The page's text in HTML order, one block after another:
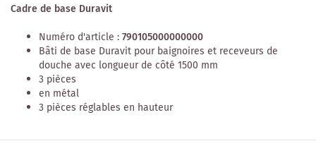
Cadre de base Duravit
Numéro d'article :790105000000000
Bâti de base Duravit pour baignoires et receveurs de
douche avec longueur de côté 1500 mm
3 pièces
en métal
3 pièces réglables en hauteur